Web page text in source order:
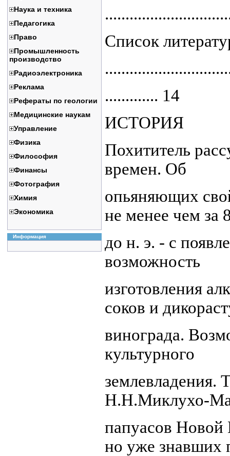
Наука и техника
Педагогика
Право
Промышленность
производство
Радиоэлектроника
Реклама
Рефераты по геологии
Медицинские наукам
Управление
Физика
Философия
Финансы
Фотография
Химия
Экономика
Информация
Список
............. 14
ИСТОРИЯ
Похититель
времен. Об
опьяняющих
не менее чем за
до н. э. - с
возможность
изготовления
соков и
винограда.
культурного
землевладения.
Н.Н.Миклухо-
папуасов Новой
но уже знавших